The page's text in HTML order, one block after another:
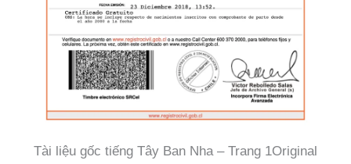
Tài liệu gốc tiếng Tây Ban Nha – Trang 1Original